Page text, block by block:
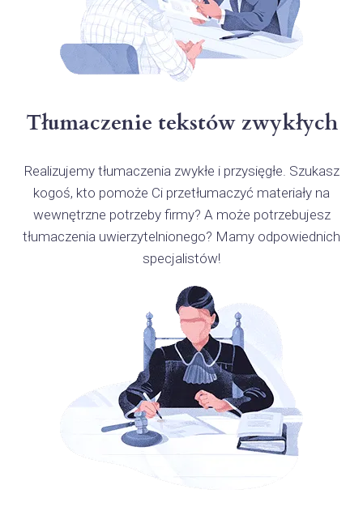
Tłumaczenie tekstów zwykłych
Realizujemy tłumaczenia zwykłe i przysięgłe. Szukasz
kogoś, kto pomoże Ci przetłumaczyć materiały na
wewnętrzne potrzeby firmy? A może potrzebujesz
tłumaczenia uwierzytelnionego? Mamy odpowiednich
specjalistów!